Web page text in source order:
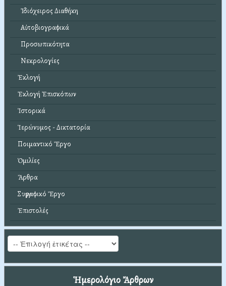
Ἰδιόχειρος Διαθήκη
Αὐτοβιογραφικά
Προσωπικότητα
Νεκρολογίες
Ἐκλογή
Ἐκλογή Ἐπισκόπων
Ἱστορικά
Ἱερώνυμος - Δικτατορία
Ποιμαντικό Ἔργο
Ὁμιλίες
Ἄρθρα
Συγγραφικό Ἔργο
Ἐπιστολές
Ἡμερολόγιο Ἄρθρων